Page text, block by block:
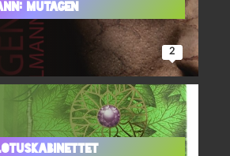
Mutagen
2
Lotuskabinettet